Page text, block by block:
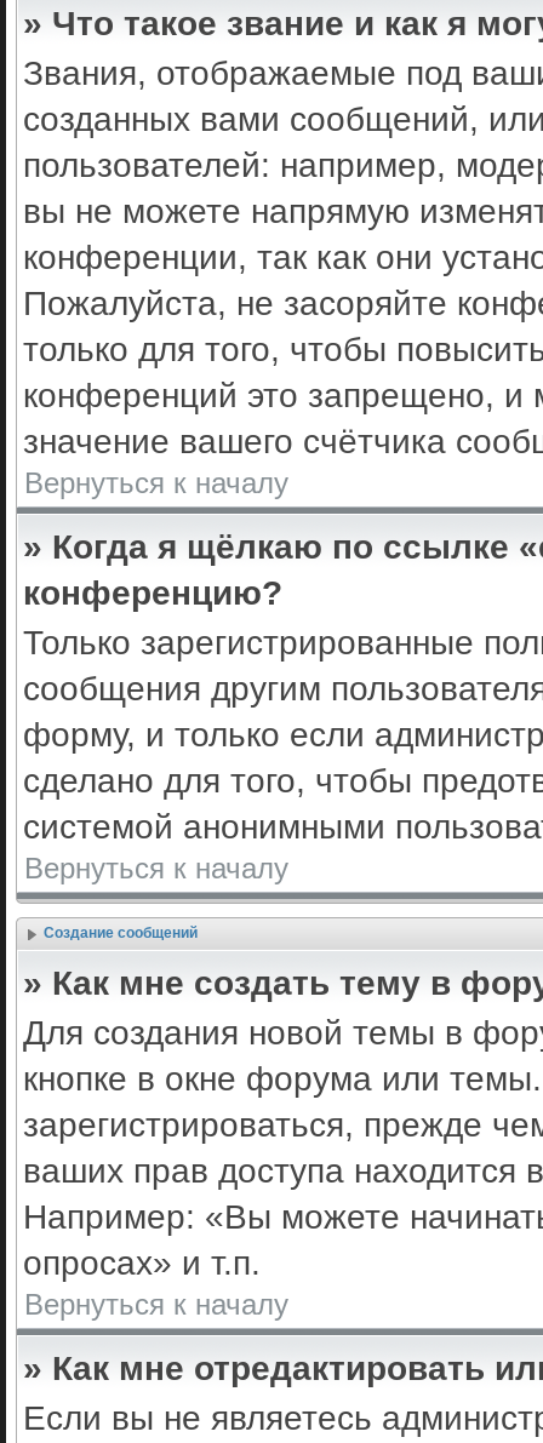
» Что такое звание и как я
Звания, отображаемые под
созданных вами сообщений,
пользователей: например,
вы не можете напрямую
конференции, так как они
Пожалуйста, не засоряйте
только для того, чтобы
конференций это запрещено, и
значение вашего счётчика
Вернуться к началу
» Когда я щёлкаю по ссылке
конференцию?
Только зарегистрированные
сообщения другим
форму, и только если
сделано для того, чтобы
системой анонимными
Вернуться к началу
Создание сообщений
» Как мне создать тему в
Для создания новой темы в
кнопке в окне форума или
зарегистрироваться, прежде
ваших прав доступа
Например: «Вы можете
опросах» и т.п.
Вернуться к началу
» Как мне отредактировать
Если вы не являетесь